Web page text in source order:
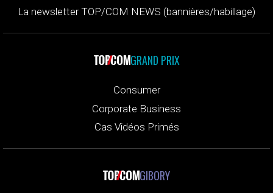
La newsletter TOP/COM NEWS (bannières/habillage)
GRAND PRIX
Consumer
Corporate Business
Cas Vidéos Primés
GIBORY